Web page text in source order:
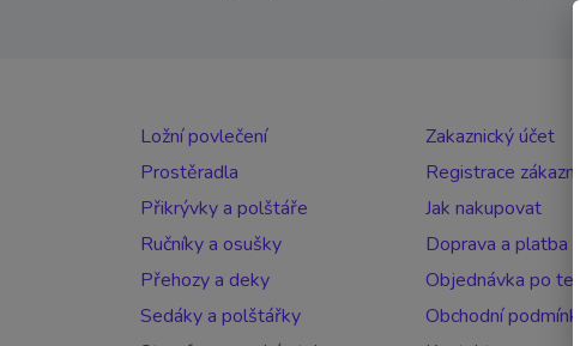
Ložní povlečení
Prostěradla
Přikrývky a polštáře
Ručníky a osušky
Přehozy a deky
Sedáky a polštářky
Zakaznický účet
Registrace
Jak nakupovat
Doprava a platba
Objednávka po
Obchodní podmínky